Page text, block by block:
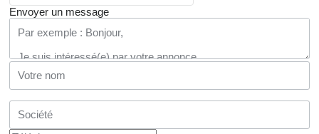
Envoyer un message